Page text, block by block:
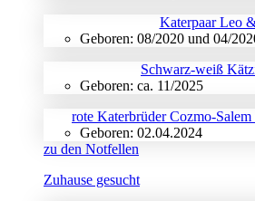
Katerpaar Leo
Geboren: 08/2020 und 04/
Schwarz-weiß
Geboren: ca. 11/2025
rote Katerbrüder Cozmo-
Geboren: 02.04.2024
zu den Notfellen
Zuhause gesucht